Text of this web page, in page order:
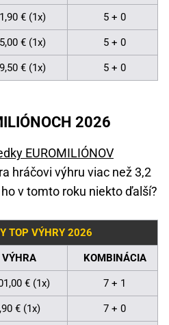
€ (1x) 5 + 0
€ (1x) 5 + 0
€ (1x) 5 + 0
2026
EUROMILIÓNOV
hráčovi výhru viac než 3,2
v tomto roku niekto ďalší?
TOP VÝHRY 2026
KOMBINÁCIA
€ (1x) 7 + 1
€ (1x) 7 + 0